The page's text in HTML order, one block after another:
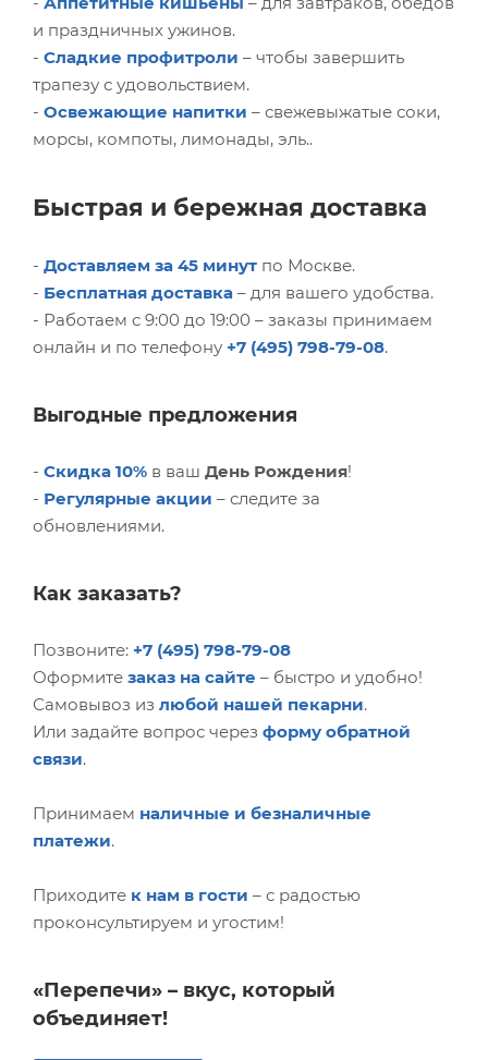
и праздничных ужинов.
- Сладкие профитроли – чтобы завершить
трапезу с удовольствием.
- Освежающие напитки – свежевыжатые соки,
морсы, компоты, лимонады, эль..
Быстрая и бережная доставка
- Доставляем за 45 минут по Москве.
- Бесплатная доставка – для вашего удобства.
- Работаем с 9:00 до 19:00 – заказы принимаем
онлайн и по телефону +7 (495) 798-79-08.
Выгодные предложения
- Скидка 10% в ваш День Рождения!
- Регулярные акции – следите за
обновлениями.
Как заказать?
Позвоните: +7 (495) 798-79-08
Оформите заказ на сайте – быстро и удобно!
Самовывоз из любой нашей пекарни.
Или задайте вопрос через форму обратной
связи.
Принимаем наличные и безналичные
платежи.
Приходите к нам в гости – с радостью
проконсультируем и угостим!
«Перепечи» – вкус, который
объединяет!